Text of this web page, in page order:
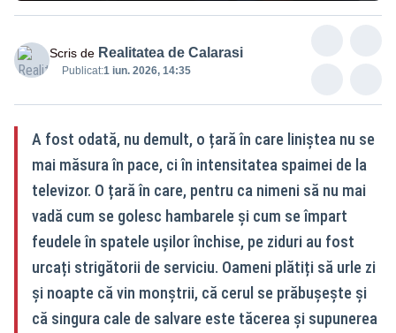
Scris de Realitatea de Calarasi
Publicat:1 iun. 2026, 14:35
A fost odată, nu demult, o țară în care liniștea nu se
mai măsura în pace, ci în intensitatea spaimei de la
televizor. O țară în care, pentru ca nimeni să nu mai
vadă cum se golesc hambarele și cum se împart
feudele în spatele ușilor închise, pe ziduri au fost
urcați strigătorii de serviciu. Oameni plătiți să urle zi
și noapte că vin monștrii, că cerul se prăbușește și
că singura cale de salvare este tăcerea și supunerea